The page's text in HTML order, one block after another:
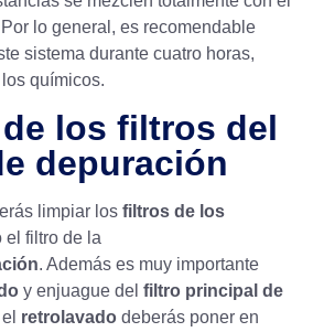
Por lo general, es recomendable
sistema durante cuatro horas,
químicos.
los filtros del
depuración
limpiar los filtros de los
el filtro de la
. Además es muy importante
y enjuague del filtro principal de
retrolavado deberás poner en